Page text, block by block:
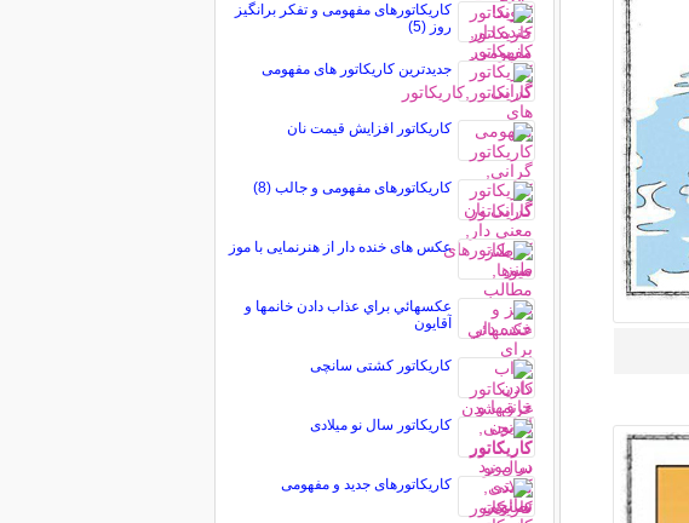
کاریکاتورهای مفهومی و تفکر برانگیز
روز (5)
جدیدترین کاریکاتور های مفهومی
کاریکاتور افزایش قیمت نان
کاریکاتورهای مفهومی و جالب (8)
عکس های خنده دار از هنرنمایی با موز
عكسهائي براي عذاب دادن خانمها و
آقايون
کاریکاتور کشتی سانچی
کاریکاتور سال نو میلادی
کاریکاتورهای جدید و مفهومی